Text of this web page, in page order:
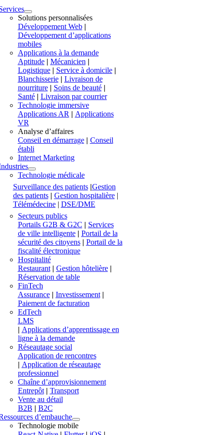
Solutions personnalisées
Développement Web|
Développement d’applications
mobiles
Applications à la demande
Aptitude| Mécanicien|
Logistique| Service à domicile|
Blanchisserie | Livraison de
nourriture | Soins de beauté |
Santé | Livraison par courrier
Technologie immersive
Applications AR| Applications
VR
Analyse d’affaires
Conseil en démarrage| Conseil
établi
Internet Marketing
Technologie médicale
Surveillance des patients |Gestion
des patients| Gestion hospitalière|
Télémédecine| DSE/DME
Secteurs publics
Portails G2B & G2C | Services
de ville intelligente| Portail de la
sécurité des citoyens| Portail de la
fiscalité électronique
Hospitalité
Restaurant| Gestion hôtelière|
Réservation de table
FinTech
Assurance| Investissement|
Paiement de facturation
EdTech
LMS
| Applications d’apprentissage en
ligne à la demande
Réseautage social
Application de rencontres
| Application de réseautage
professionnel
Chaîne d’approvisionnement
Entrepôt| Transport
Vente au détail
B2B | B2C
d’embauche
Technologie mobile